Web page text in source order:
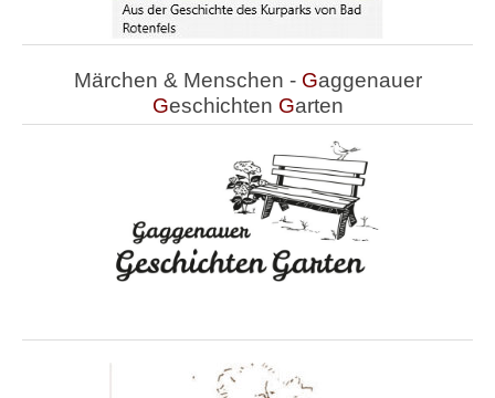
Märchen & Menschen - Gaggenauer
Geschichten Garten